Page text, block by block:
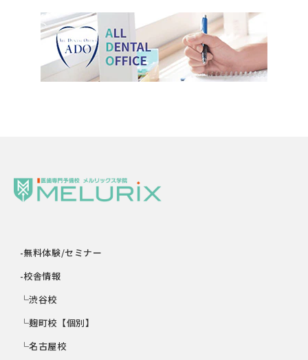
-無料体験/セミナー
-校舎情報
└渋谷校
└麹町校【個別】
└名古屋校